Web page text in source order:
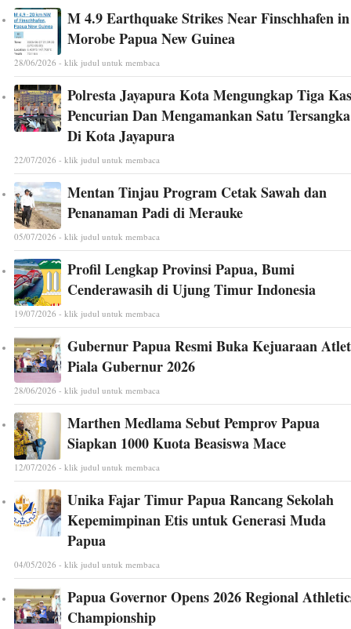
M 4.9 Earthquake Strikes Near Finschhafen in
Morobe Papua New Guinea
28/06/2026 - klik judul untuk membaca
Polresta Jayapura Kota Mengungkap Tiga
Pencurian Dan Mengamankan Satu Tersangka
Di Kota Jayapura
22/07/2026 - klik judul untuk membaca
Mentan Tinjau Program Cetak Sawah dan
Penanaman Padi di Merauke
05/07/2026 - klik judul untuk membaca
Profil Lengkap Provinsi Papua, Bumi
Cenderawasih di Ujung Timur Indonesia
19/07/2026 - klik judul untuk membaca
Gubernur Papua Resmi Buka Kejuaraan
Piala Gubernur 2026
28/06/2026 - klik judul untuk membaca
Marthen Medlama Sebut Pemprov Papua
Siapkan 1000 Kuota Beasiswa Mace
12/07/2026 - klik judul untuk membaca
Unika Fajar Timur Papua Rancang Sekolah
Kepemimpinan Etis untuk Generasi Muda
Papua
04/05/2026 - klik judul untuk membaca
Papua Governor Opens 2026 Regional
Championship